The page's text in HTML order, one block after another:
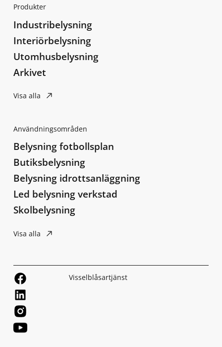
Produkter
Industribelysning
Interiörbelysning
Utomhusbelysning
Arkivet
Visa alla
Användningsområden
Belysning fotbollsplan
Butiksbelysning
Belysning idrottsanläggning
Led belysning verkstad
Skolbelysning
Visa alla
Visselblåsartjänst